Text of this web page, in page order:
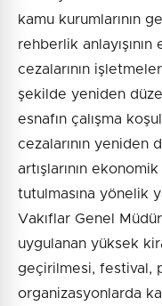
kamu kurumlarının
rehberlik anlayışının
cezalarının
şekilde yeniden
esnafın çalışma
cezalarının yeniden
artışlarının
tutulmasına yönelik
Vakıflar Genel
uygulanan yüksek
geçirilmesi, festival,
organizasyonlarda